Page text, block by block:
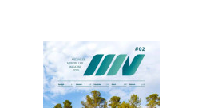
Image